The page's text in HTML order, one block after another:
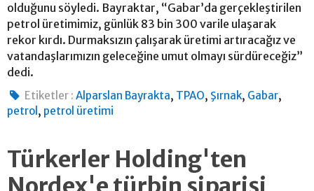
olduğunu söyledi. Bayraktar, “Gabar’da gerçekleştirilen
petrol üretimimiz, günlük 83 bin 300 varile ulaşarak
rekor kırdı. Durmaksızın çalışarak üretimi artıracağız ve
vatandaşlarımızın geleceğine umut olmayı sürdüreceğiz”
dedi.
Etiketler : Alparslan Bayrakta, TPAO, Şırnak, Gabar,
petrol , petrol üretimi
Türkerler Holding'ten